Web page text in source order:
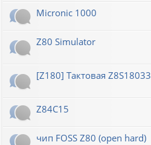
Micronic 1000
Z80 Simulator
[Z180] Тактовая Z8S18033
Z84C15
чип FOSS Z80 (open hard)